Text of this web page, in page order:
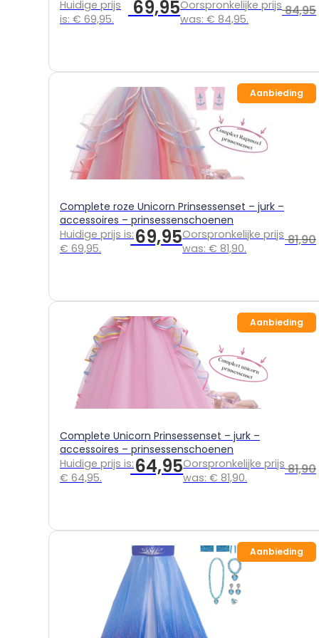
84,95
Oorspronkelijke prijs
was: € 84,95.
69,95
Huidige prijs
is: € 69,95.
Complete roze Unicorn Prinsessenset – jurk –
accessoires – prinsessenschoenen
81,90
Oorspronkelijke prijs
was: € 81,90.
69,95
Huidige prijs is:
€ 69,95.
Aanbieding
Complete Unicorn Prinsessenset – jurk –
accessoires – prinsessenschoenen
81,90
Oorspronkelijke prijs
was: € 81,90.
64,95
Huidige prijs is:
€ 64,95.
Aanbieding
Aanbieding